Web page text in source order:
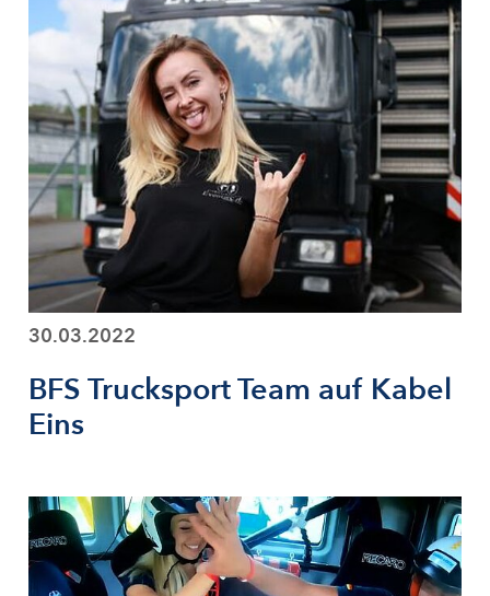
30.03.2022
BFS Trucksport Team auf Kabel
Eins